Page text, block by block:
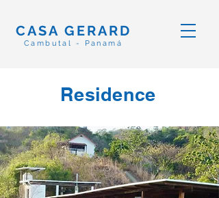
CASA GERARD
Cambutal - Panamá
Residence